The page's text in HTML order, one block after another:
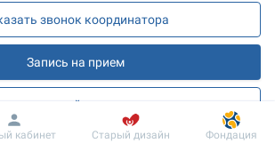
звонок координатора
Запись на прием
на онлайн разъяснения
Информация Пациенту
кабинет Старый дизайн Фондация